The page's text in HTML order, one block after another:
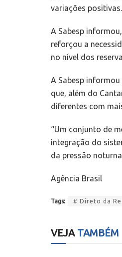
variações
A Sabesp
reforçou a
no nível dos
A Sabesp
que, além do
diferentes com
“Um conjunto de
integração do
da pressão
Agência Brasil
Tags: # Direto da
VEJATAMBÉM